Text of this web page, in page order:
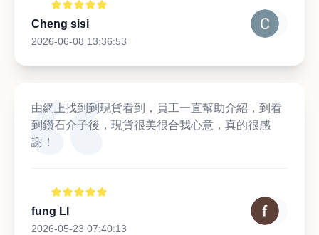
Cheng sisi
2026-06-08 13:36:53
由網上找到到現貨看到，員工一直幫助介紹，到看
到鑽石介子後，現貨很美很合我心意，真的很感
謝！
fung LI
2026-05-23 07:40:13